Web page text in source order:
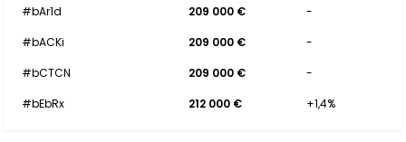
#bAr1d
209 000 €
-
#bACKi
209 000 €
-
#bCTCN
209 000 €
-
#bEbRx
212 000 € +1,4%